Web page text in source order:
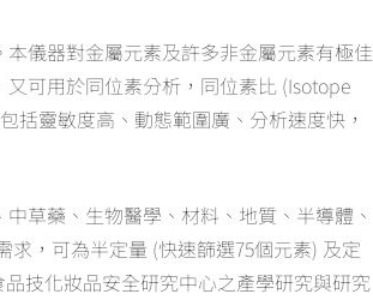
儀器對金屬元素及許多非金屬元素有極佳
可用於同位素分析，同位素比 (Isotope
括靈敏度高、動態範圍廣、分析速度快，
草藥、生物醫學、材料、地質、半導體、
，可為半定量 (快速篩選75個元素) 及定
技化妝品安全研究中心之產學研究與研究